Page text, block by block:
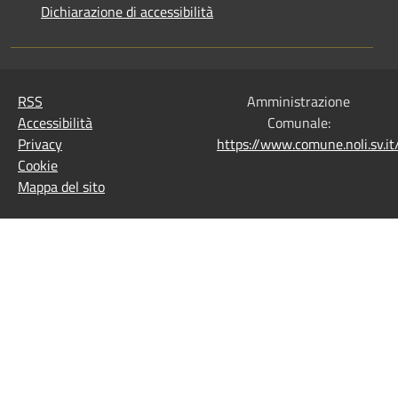
Dichiarazione di accessibilità
RSS
Accessibilità
Privacy
Cookie
Mappa del sito
Amministrazione
Comunale:
https://